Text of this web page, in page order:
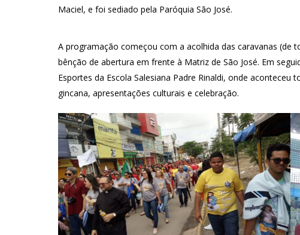
Maciel, e foi sediado pela Paróquia São José.
A programação começou com a acolhida das caravanas (de
bênção de abertura em frente à Matriz de São José. Em
Esportes da Escola Salesiana Padre Rinaldi, onde
gincana, apresentações culturais e celebração.